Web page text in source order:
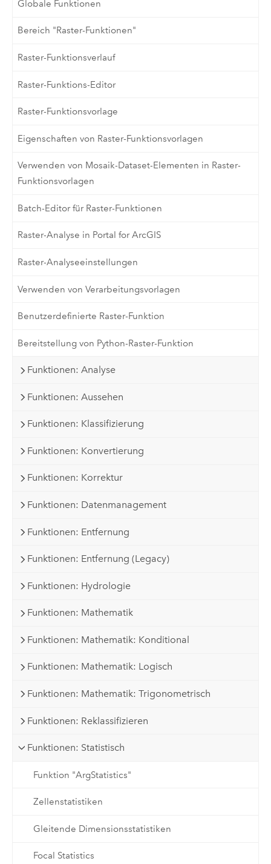
Globale Funktionen
Bereich "Raster-Funktionen"
Raster-Funktionsverlauf
Raster-Funktions-Editor
Raster-Funktionsvorlage
Eigenschaften von Raster-Funktionsvorlagen
Verwenden von Mosaik-Dataset-Elementen in Raster-
Funktionsvorlagen
Batch-Editor für Raster-Funktionen
Raster-Analyse in Portal for ArcGIS
Raster-Analyseeinstellungen
Verwenden von Verarbeitungsvorlagen
Benutzerdefinierte Raster-Funktion
Bereitstellung von Python-Raster-Funktion
Funktionen: Analyse
Funktionen: Aussehen
Funktionen: Klassifizierung
Funktionen: Konvertierung
Funktionen: Korrektur
Funktionen: Datenmanagement
Funktionen: Entfernung
Funktionen: Entfernung (Legacy)
Funktionen: Hydrologie
Funktionen: Mathematik
Funktionen: Mathematik: Konditional
Funktionen: Mathematik: Logisch
Funktionen: Mathematik: Trigonometrisch
Funktionen: Reklassifizieren
Funktionen: Statistisch
Funktion "ArgStatistics"
Zellenstatistiken
Gleitende Dimensionsstatistiken
Focal Statistics